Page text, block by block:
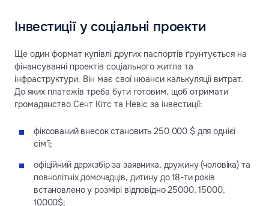
Інвестиції у соціальні проекти
Ще один формат купівлі других паспортів ґрунтується на
фінансуванні проектів соціального житла та
інфраструктури. Він має свої нюанси калькуляції витрат.
До яких платежів треба бути готовим, щоб отримати
громадянство Сент Кітс та Невіс за інвестиції:
фіксований внесок становить 250 000 $ для однієї
сім’ї;
офіційний держзбір за заявника, дружину (чоловіка) та
повнолітніх домочадців, дитину до 18-ти років
встановлено у розмірі відповідно 25000, 15000,
10000$;